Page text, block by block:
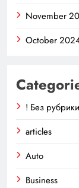
November
October
! Без рубрики
articles
Auto
Business